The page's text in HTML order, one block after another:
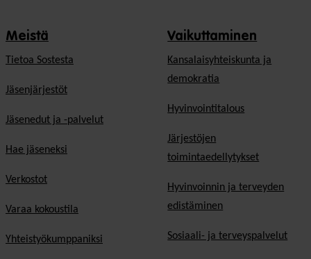
Meistä
Tietoa Sostesta
Jäsenjärjestöt
Jäsenedut ja -palvelut
Hae jäseneksi
Verkostot
Varaa kokoustila
Yhteistyökumppaniksi
Vaikuttaminen
Kansalaisyhteiskunta ja
demokratia
Hyvinvointitalous
Järjestöjen
toimintaedellytykset
Hyvinvoinnin ja terveyden
edistäminen
Sosiaali- ja terveyspalvelut